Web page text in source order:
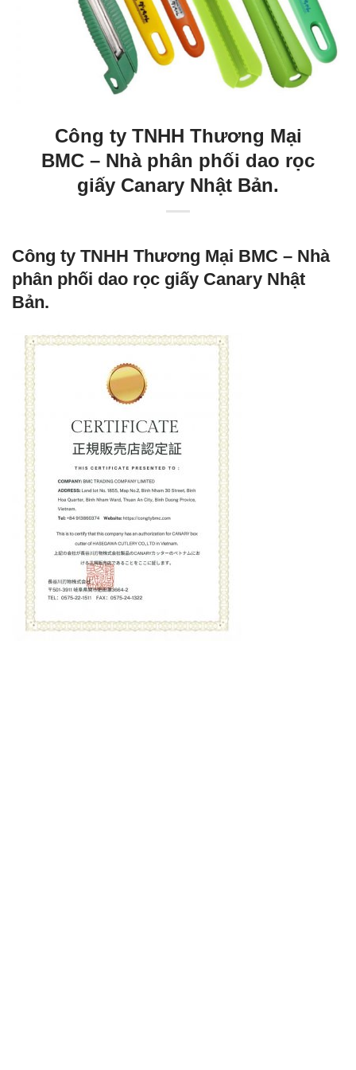
Công ty TNHH Thương Mại
BMC – Nhà phân phối dao rọc
giấy Canary Nhật Bản.
Công ty TNHH Thương Mại BMC – Nhà
phân phối dao rọc giấy Canary Nhật
Bản.